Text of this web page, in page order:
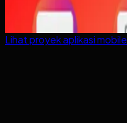
Lihat proyekaplikasi mobile